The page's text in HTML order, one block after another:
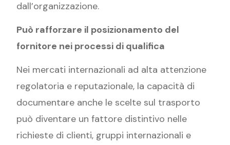
dall’organizzazione.
Può rafforzare il posizionamento del
fornitore nei processi di qualifica
Nei mercati internazionali ad alta attenzione
regolatoria e reputazionale, la capacità di
documentare anche le scelte sul trasporto
può diventare un fattore distintivo nelle
richieste di clienti, gruppi internazionali e